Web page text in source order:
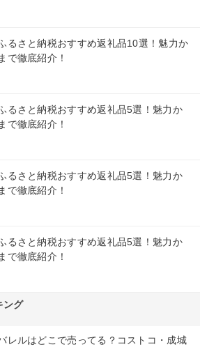
るさと納税おすすめ返礼品10選！魅力か
で徹底紹介！
るさと納税おすすめ返礼品5選！魅力か
で徹底紹介！
るさと納税おすすめ返礼品5選！魅力か
で徹底紹介！
るさと納税おすすめ返礼品5選！魅力か
で徹底紹介！
ング
レルはどこで売ってる？コストコ・成城